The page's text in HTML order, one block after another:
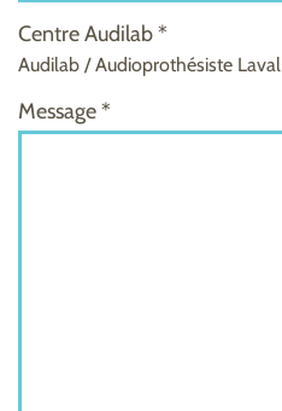
Centre Audilab *
Audilab / Audioprothésiste Laval
Message *